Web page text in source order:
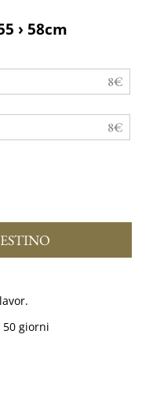
› 58cm
8€
8€
giorni